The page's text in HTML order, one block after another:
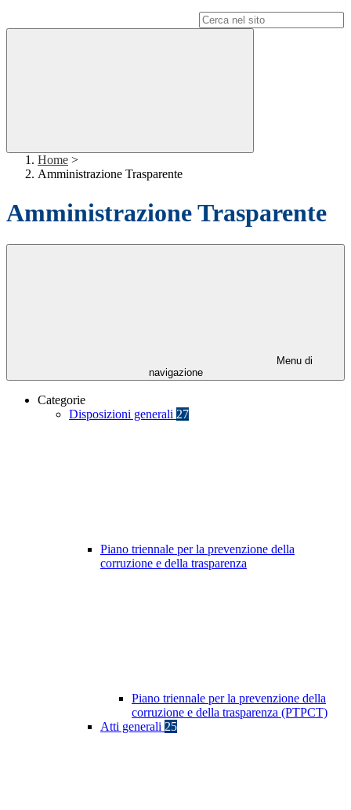
Home >
Amministrazione Trasparente
Amministrazione Trasparente
Menu di
navigazione
Categorie
Disposizioni generali 27
Piano triennale per la prevenzione della
corruzione e della trasparenza
Piano triennale per la prevenzione della
corruzione e della trasparenza (PTPCT)
Atti generali 25